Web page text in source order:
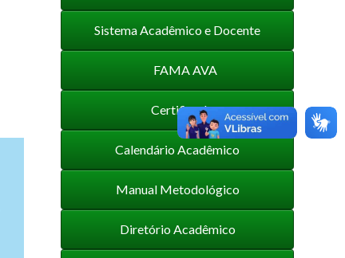
Sistema Acadêmico e Docente
FAMA AVA
Certificados
Calendário Acadêmico
Manual Metodológico
Diretório Acadêmico